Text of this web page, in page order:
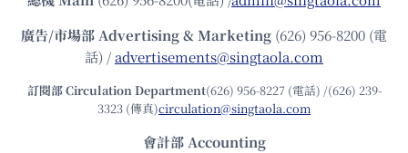
廣告/市場部Advertising & Marketing (626) 956-8200 (電
話) /advertisements@singtaola.com
訂閱部 Circulation Department(626) 956-8227 (電話) /(626) 239-
3323 (傳真)circulation@singtaola.com
會計部 Accounting